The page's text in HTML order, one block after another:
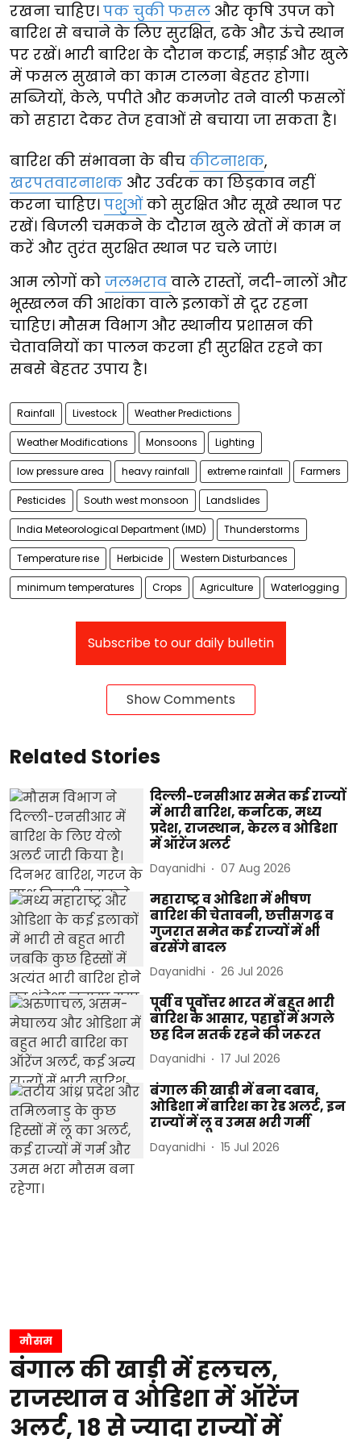
रखना चाहिए। पक चुकी फसल और कृषि उपज को
बारिश से बचाने के लिए सुरक्षित, ढके और ऊंचे स्थान
पर रखें। भारी बारिश के दौरान कटाई, मड़ाई और खुले
में फसल सुखाने का काम टालना बेहतर होगा।
सब्जियों, केले, पपीते और कमजोर तने वाली फसलों
को सहारा देकर तेज हवाओं से बचाया जा सकता है।
बारिश की संभावना के बीच कीटनाशक,
खरपतवारनाशक और उर्वरक का छिड़काव नहीं
करना चाहिए। पशुओंको सुरक्षित और सूखे स्थान पर
रखें। बिजली चमकने के दौरान खुले खेतों में काम न
करें और तुरंत सुरक्षित स्थान पर चले जाएं।
आम लोगों को जलभराव वाले रास्तों, नदी-नालों और
भूस्खलन की आशंका वाले इलाकों से दूर रहना
चाहिए। मौसम विभाग और स्थानीय प्रशासन की
चेतावनियों का पालन करना ही सुरक्षित रहने का
सबसे बेहतर उपाय है।
Rainfall Livestock Weather Predictions
Weather Modifications Monsoons Lighting
low pressure area heavy rainfall extreme rainfall Farmers
Pesticides South west monsoon Landslides
India Meteorological Department (IMD) Thunderstorms
Temperature rise Herbicide Western Disturbances
minimum temperatures Crops Agriculture Waterlogging
Subscribe to our daily bulletin
Show Comments
Related Stories
दिल्ली-एनसीआर समेत कई राज्यों
में भारी बारिश, कर्नाटक, मध्य
प्रदेश, राजस्थान, केरल व ओडिशा
में ऑरेंज अलर्ट
Dayanidhi 07 Aug 2026
महाराष्ट्र व ओडिशा में भीषण
बारिश की चेतावनी, छत्तीसगढ़ व
गुजरात समेत कई राज्यों में भी
बरसेंगे बादल
Dayanidhi 26 Jul 2026
पूर्वी व पूर्वोत्तर भारत में बहुत भारी
बारिश के आसार, पहाड़ों में अगले
छह दिन सतर्क रहने की जरूरत
Dayanidhi 17 Jul 2026
बंगाल की खाड़ी में बना दबाव,
ओडिशा में बारिश का रेड अलर्ट, इन
राज्यों में लू व उमस भरी गर्मी
Dayanidhi 15 Jul 2026
मौसम
बंगाल की खाड़ी में हलचल,
राजस्थान व ओडिशा में ऑरेंज
अलर्ट, 18 से ज्यादा राज्यों में